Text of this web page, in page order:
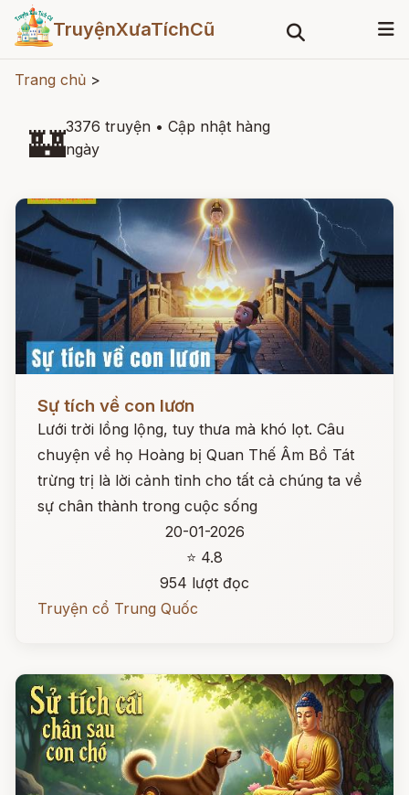
TruyệnXưaTíchCũ
Trang chủ >
🏰3376 truyện • Cập nhật hàng
ngày
Sự tích về con lươn
Lưới trời lồng lộng, tuy thưa mà khó lọt. Câu
chuyện về họ Hoàng bị Quan Thế Âm Bồ Tát
trừng trị là lời cảnh tỉnh cho tất cả chúng ta về
sự chân thành trong cuộc sống
20-01-2026
⭐ 4.8
954 lượt đọc
Truyện cổ Trung Quốc